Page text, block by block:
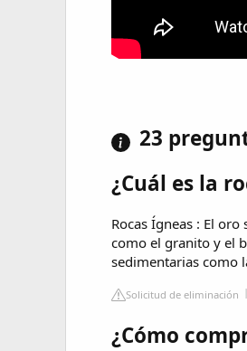
23
¿Cuál es la
Rocas Ígneas : El
como el granito y el
sedimentarias como
Solicitud de eliminación
¿Cómo